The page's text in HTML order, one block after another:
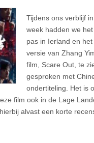
Tijdens ons verblijf
week hadden we
pas in Ierland en
versie van Zhang
film, Scare Out, te
gesproken met
ondertiteling. Het is
film ook in de Lage
alvast een korte